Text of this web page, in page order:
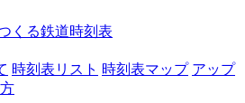
くる鉄道時刻表
時刻表リスト 時刻表マップ アップ